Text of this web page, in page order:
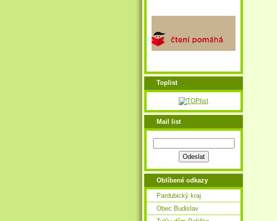
Toplist
Mail list
Oblíbené odkazy
Pardubický kraj
Obec Budislav